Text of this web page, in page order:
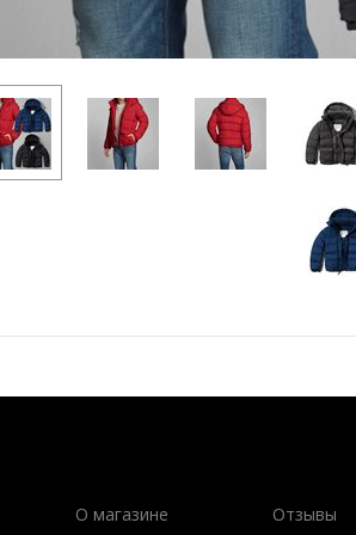
О магазине Отзывы